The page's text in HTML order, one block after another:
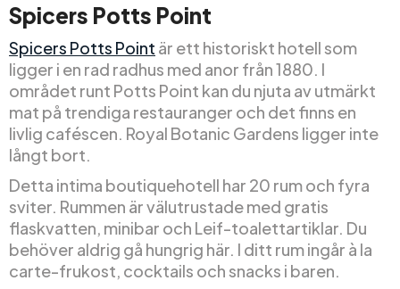
Spicers Potts Point
Spicers Potts Point är ett historiskt hotell som
ligger i en rad radhus med anor från 1880. I
området runt Potts Point kan du njuta av utmärkt
mat på trendiga restauranger och det finns en
livlig caféscen. Royal Botanic Gardens ligger inte
långt bort.
Detta intima boutiquehotell har 20 rum och fyra
sviter. Rummen är välutrustade med gratis
flaskvatten, minibar och Leif-toalettartiklar. Du
behöver aldrig gå hungrig här. I ditt rum ingår à la
carte-frukost, cocktails och snacks i baren.